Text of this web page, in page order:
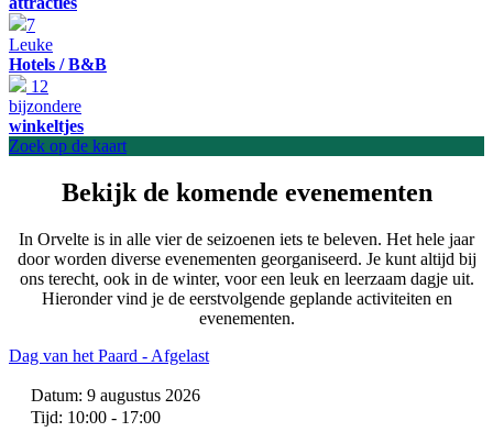
7
Leuke
Hotels / B&B
12
bijzondere
winkeltjes
Zoek op de kaart
Bekijk de komende evenementen
In Orvelte is in alle vier de seizoenen iets te beleven. Het hele jaar
door worden diverse evenementen georganiseerd. Je kunt altijd bij
ons terecht, ook in de winter, voor een leuk en leerzaam dagje uit.
Hieronder vind je de eerstvolgende geplande activiteiten en
evenementen.
Dag van het Paard - Afgelast
Datum: 9 augustus 2026
Tijd: 10:00 - 17:00